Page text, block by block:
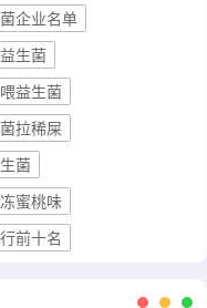
企业名单
生菌
益生菌
拉稀屎
菌
蜜桃味
前十名